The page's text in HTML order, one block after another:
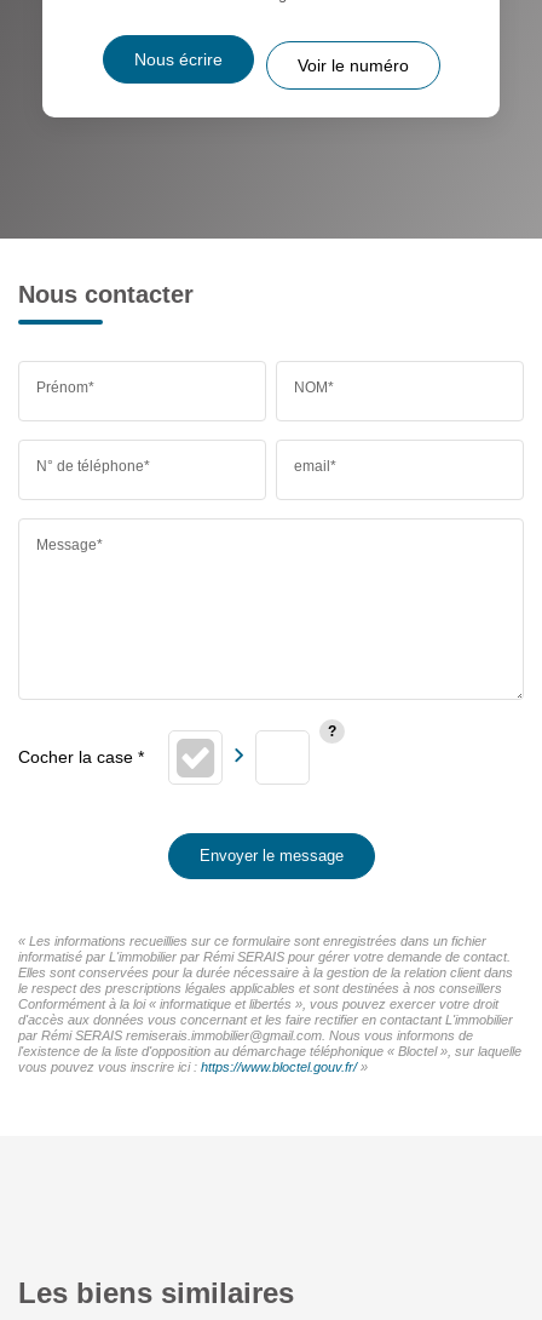
Nous écrire Voir le numéro
Nous contacter
Prénom* NOM*
N° de téléphone* email*
Message*
Envoyer le message
« Les informations recueillies sur ce formulaire sont enregistrées dans un fichier
informatisé par L'immobilier par Rémi SERAIS pour gérer votre demande de contact.
Elles sont conservées pour la durée nécessaire à la gestion de la relation client dans
le respect des prescriptions légales applicables et sont destinées à nos conseillers
Conformément à la loi « informatique et libertés », vous pouvez exercer votre droit
d'accès aux données vous concernant et les faire rectifier en contactant L'immobilier
par Rémi SERAIS remiserais.immobilier@gmail.com. Nous vous informons de
l'existence de la liste d'opposition au démarchage téléphonique « Bloctel », sur laquelle
vous pouvez vous inscrire ici : https://www.bloctel.gouv.fr/»
Les biens similaires